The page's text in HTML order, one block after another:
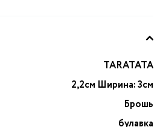
TARATATA
2,2см Ширина: 3см
Брошь
булавка